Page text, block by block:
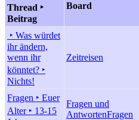
Thread ‣
Beitrag
Board
‣ Was würdet
ihr ändern,
wenn ihr
könntet? ‣
Nichts!
Zeitreisen
Fragen ‣ Euer
Alter ‣ 13-15
Fragen und
AntwortenFragen